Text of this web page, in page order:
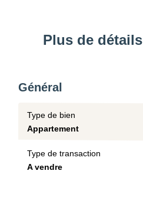
Plus de
Général
Type de bien
Appartement
Type de transaction
A vendre